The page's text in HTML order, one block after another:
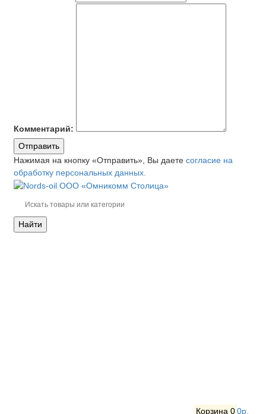
Комментарий:
Отправить
Нажимая на кнопку «Отправить», Вы даете согласие на
обработку персональных данных.
Найти
Корзина 00р.